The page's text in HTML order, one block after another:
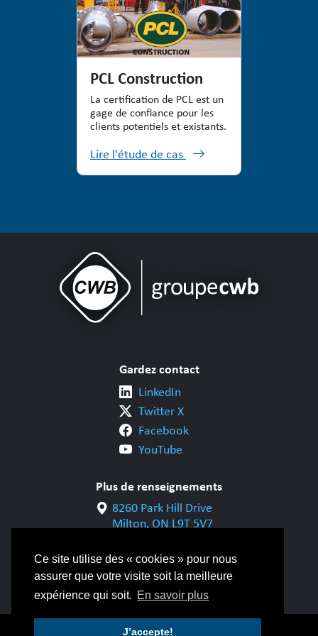
Ce site utilise des « cookies » pour nous
assurer que votre visite soit la meilleure
expérience qui soit. En savoir plus
J’accepte!
PCL Construction
La certification de PCL est un
gage de confiance pour les
clients potentiels et existants.
Lire l'étude de cas
Gardez contact
LinkedIn
Twitter X
Facebook
YouTube
Plus de renseignements
8260 Park Hill Drive
Milton, ON L9T 5V7
905-542-1318
info@cwbgroup.org